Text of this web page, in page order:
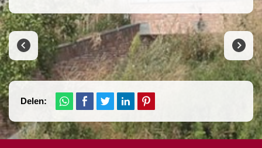
Delen: